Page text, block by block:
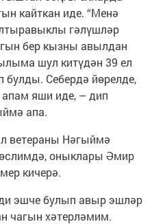
кайткан иде. “Менә
гәлүшләр
бер кызны авылдан
шул китүдән 39 ел
булды. Себердә йөрелде,
яши иде, – дип
апа.
ветераны Нәгыймә
оныклары Әмир
кичерә.
эшче булып авыр эшләр
чагын хәтерләмим.